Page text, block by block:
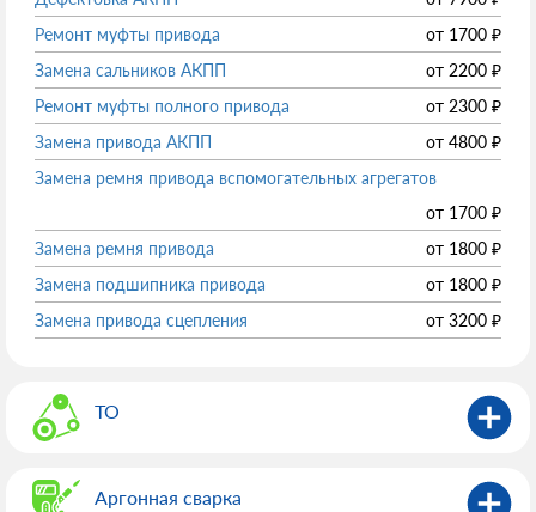
Ремонт муфты привода
от 1700 ₽
Замена сальников АКПП
от 2200 ₽
Ремонт муфты полного привода
от 2300 ₽
Замена привода АКПП
от 4800 ₽
Замена ремня привода вспомогательных агрегатов
от 1700 ₽
Замена ремня привода
от 1800 ₽
Замена подшипника привода
от 1800 ₽
Замена привода сцепления
от 3200 ₽
ТО
Аргонная сварка